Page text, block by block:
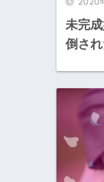
未完
倒さ